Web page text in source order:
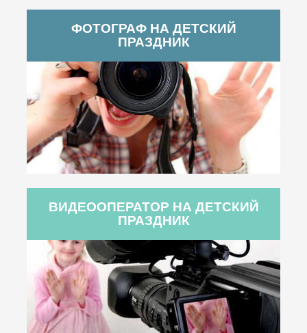
ФОТОГРАФ НА ДЕТСКИЙ
ПРАЗДНИК
ВИДЕООПЕРАТОР НА ДЕТСКИЙ
ПРАЗДНИК